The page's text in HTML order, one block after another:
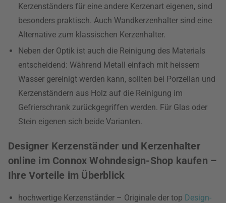
Kerzenständers für eine andere Kerzenart eigenen, sind
besonders praktisch. Auch Wandkerzenhalter sind eine
Alternative zum klassischen Kerzenhalter.
Neben der Optik ist auch die Reinigung des Materials
entscheidend: Während Metall einfach mit heissem
Wasser gereinigt werden kann, sollten bei Porzellan und
Kerzenständern aus Holz auf die Reinigung im
Gefrierschrank zurückgegriffen werden. Für Glas oder
Stein eigenen sich beide Varianten.
Designer Kerzenständer und Kerzenhalter
online im Connox Wohndesign-Shop kaufen –
Ihre Vorteile im Überblick
hochwertige Kerzenständer – Originale der top Design-